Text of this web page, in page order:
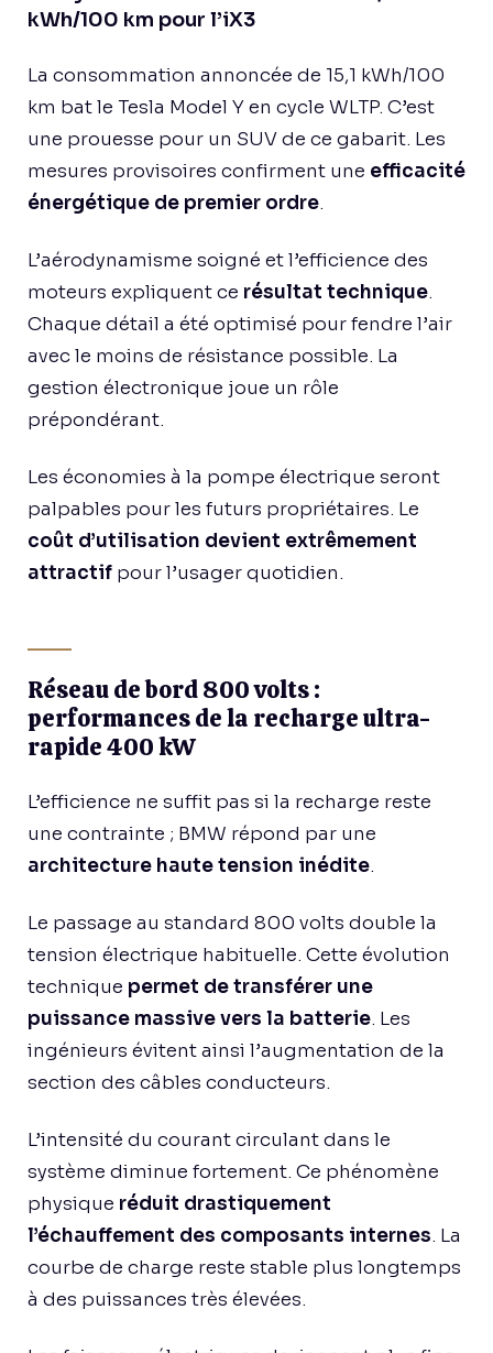
kWh/100 km pour l’iX3
La consommation annoncée de 15,1 kWh/100
km bat le Tesla Model Y en cycle WLTP. C’est
une prouesse pour un SUV de ce gabarit. Les
mesures provisoires confirment une efficacité
énergétique de premier ordre.
L’aérodynamisme soigné et l’efficience des
moteurs expliquent ce résultat technique.
Chaque détail a été optimisé pour fendre l’air
avec le moins de résistance possible. La
gestion électronique joue un rôle
prépondérant.
Les économies à la pompe électrique seront
palpables pour les futurs propriétaires. Le
coût d’utilisation devient extrêmement
attractif pour l’usager quotidien.
Réseau de bord 800 volts :
performances de la recharge ultra-
rapide 400 kW
L’efficience ne suffit pas si la recharge reste
une contrainte ; BMW répond par une
architecture haute tension inédite.
Le passage au standard 800 volts double la
tension électrique habituelle. Cette évolution
technique permet de transférer une
puissance massive vers la batterie. Les
ingénieurs évitent ainsi l’augmentation de la
section des câbles conducteurs.
L’intensité du courant circulant dans le
système diminue fortement. Ce phénomène
physique réduit drastiquement
l’échauffement des composants internes. La
courbe de charge reste stable plus longtemps
à des puissances très élevées.